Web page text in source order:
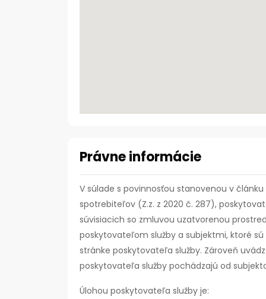
Právne informácie
V súlade s povinnosťou stanovenou v
spotrebiteľov (Z.z. z 2020 č. 287),
súvisiacich so zmluvou uzatvorenou
poskytovateľom služby a subjektmi, ktoré
stránke poskytovateľa služby. Zároveň
poskytovateľa služby pochádzajú od
Úlohou poskytovateľa služby je: